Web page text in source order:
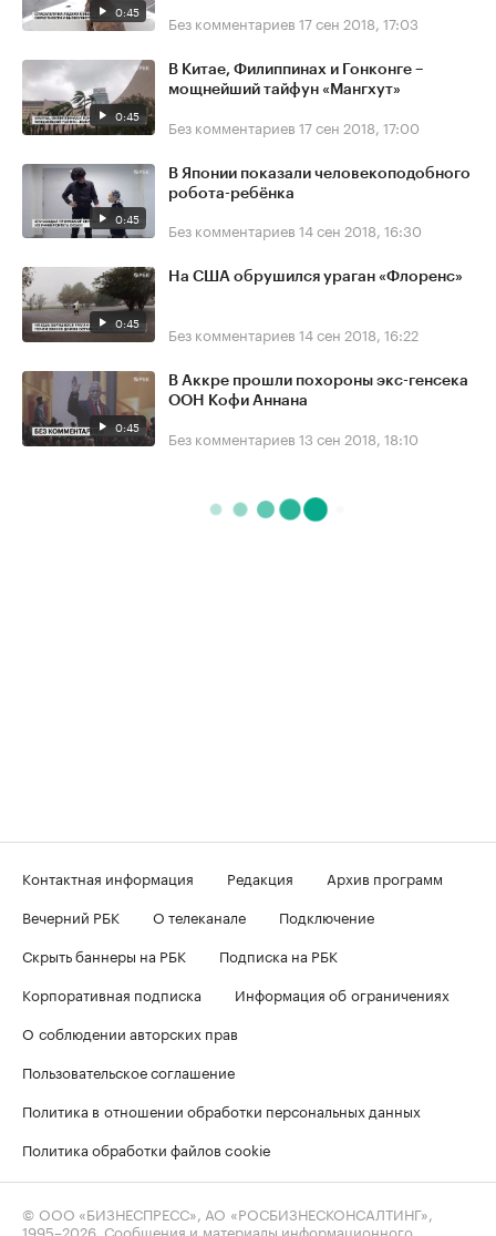
0:45 Без комментариев 17 сен 2018, 17:03
0:45
В Китае, Филиппинах и Гонконге –
мощнейший тайфун «Мангхут»
Без комментариев 17 сен 2018, 17:00
0:45
В Японии показали человекоподобного
робота-ребёнка
Без комментариев 14 сен 2018, 16:30
0:45
На США обрушился ураган «Флоренс»
Без комментариев 14 сен 2018, 16:22
0:45
В Аккре прошли похороны экс-генсека
ООН Кофи Аннана
Без комментариев 13 сен 2018, 18:10
Контактная информация Редакция
Архив программ
Вечерний РБК
О телеканале
Подключение
Скрыть баннеры на РБК
Подписка на РБК
Корпоративная подписка
Информация об ограничениях
О соблюдении авторских прав
Пользовательское соглашение
Политика в отношении обработки персональных данных
Политика обработки файлов cookie
© ООО «БИЗНЕСПРЕСС», АО «РОСБИЗНЕСКОНСАЛТИНГ»,
1995–2026 . Сообщения и материалы информационного